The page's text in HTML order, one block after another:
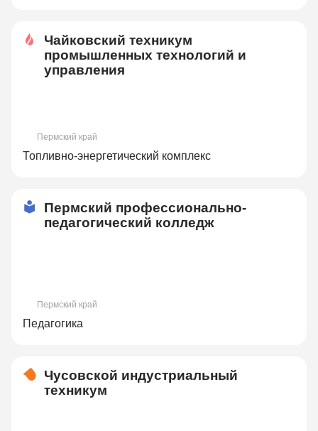
Чайковский техникум
промышленных технологий и
управления
Пермский край
Топливно-энергетический комплекс
Пермский профессионально-
педагогический колледж
Пермский край
Педагогика
Чусовской индустриальный
техникум